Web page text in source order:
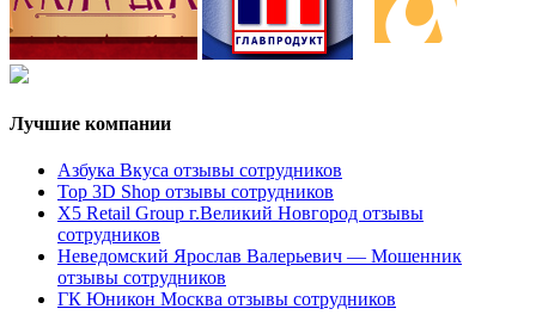
Лучшие компании
Азбука Вкуса отзывы сотрудников
Top 3D Shop отзывы сотрудников
X5 Retail Group г.Великий Новгород отзывы
сотрудников
Неведомский Ярослав Валерьевич — Мошенник
отзывы сотрудников
ГК Юникон Москва отзывы сотрудников